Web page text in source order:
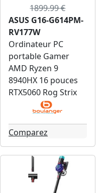
1899.99 €
ASUS G16-G614PM-
RV177W
Ordinateur PC
portable Gamer
AMD Ryzen 9
8940HX 16 pouces
RTX5060 Rog Strix
Comparez